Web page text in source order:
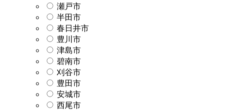
瀬戸市
半田市
春日井市
豊川市
津島市
碧南市
刈谷市
豊田市
安城市
西尾市